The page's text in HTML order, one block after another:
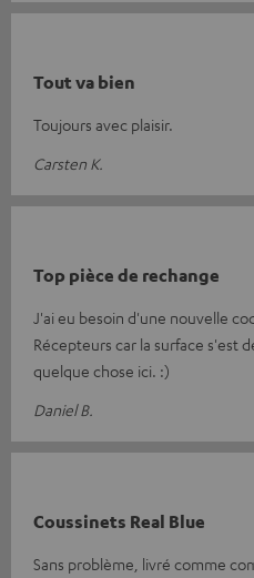
Tout va bien
Toujours avec plaisir.
Carsten K.
Top pièce de rechange
J'ai eu besoin d'une nouvelle
Récepteurs car la surface s'est
quelque chose ici. :)
Daniel B.
Coussinets Real Blue
Sans problème, livré comme